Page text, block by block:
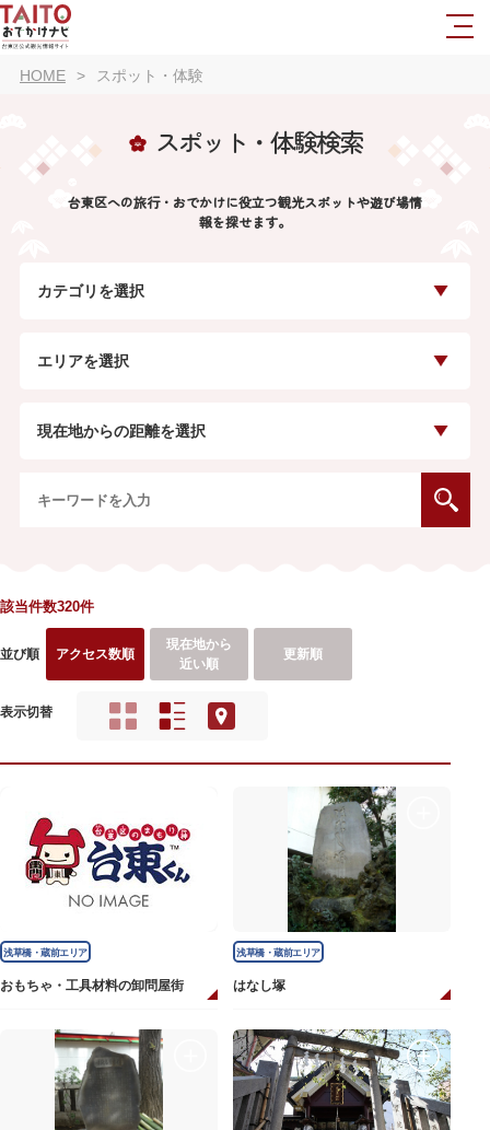
HOME スポット・体験
スポット・体験検索
台東区への旅行・おでかけに役立つ観光スポットや遊び場情
報を探せます。
カテゴリを選択
エリアを選択
現在地からの距離を選択
該当件数320件
並び順 アクセス数順
現在地から
近い順
更新順
表示切替
浅草橋・蔵前エリア
おもちゃ・工具材料の卸問屋街
浅草橋・蔵前エリア
はなし塚